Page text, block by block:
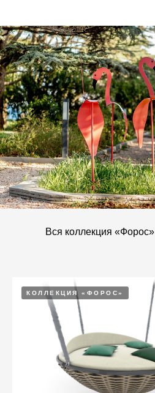
Вся коллекция «Форос»
КОЛЛЕКЦИЯ «ФОРОС»